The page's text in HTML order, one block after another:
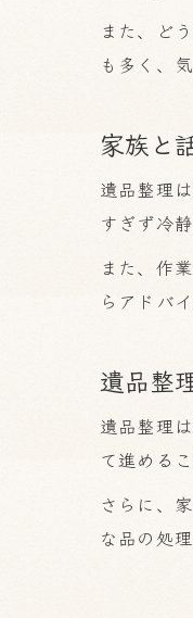
また、ど
も多く、
家族と
遺品整理
すぎず冷
また、作
らアドバ
遺品整
遺品整理
て進める
さらに、
な品の処